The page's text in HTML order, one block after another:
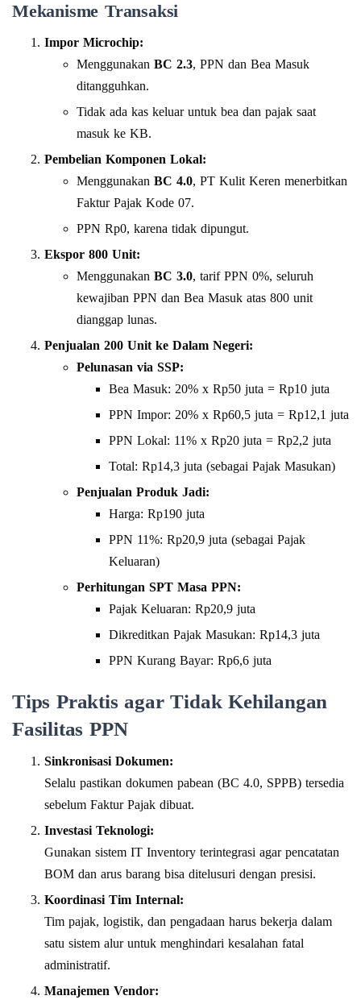
Mekanisme Transaksi
Impor Microchip:
Menggunakan BC 2.3, PPN dan Bea Masuk
ditangguhkan.
Tidak ada kas keluar untuk bea dan pajak saat
masuk ke KB.
Pembelian Komponen Lokal:
Menggunakan BC 4.0, PT Kulit Keren menerbitkan
Faktur Pajak Kode 07.
PPN Rp0, karena tidak dipungut.
Ekspor 800 Unit:
Menggunakan BC 3.0, tarif PPN 0%, seluruh
kewajiban PPN dan Bea Masuk atas 800 unit
dianggap lunas.
Penjualan 200 Unit ke Dalam Negeri:
Pelunasan via SSP:
Bea Masuk: 20% x Rp50 juta = Rp10 juta
PPN Impor: 20% x Rp60,5 juta = Rp12,1 juta
PPN Lokal: 11% x Rp20 juta = Rp2,2 juta
Total: Rp14,3 juta (sebagai Pajak Masukan)
Penjualan Produk Jadi:
Harga: Rp190 juta
PPN 11%: Rp20,9 juta (sebagai Pajak
Keluaran)
Perhitungan SPT Masa PPN:
Pajak Keluaran: Rp20,9 juta
Dikreditkan Pajak Masukan: Rp14,3 juta
PPN Kurang Bayar: Rp6,6 juta
Tips Praktis agar Tidak Kehilangan
Fasilitas PPN
Sinkronisasi Dokumen:
Selalu pastikan dokumen pabean (BC 4.0, SPPB) tersedia
sebelum Faktur Pajak dibuat.
Investasi Teknologi:
Gunakan sistem IT Inventory terintegrasi agar pencatatan
BOM dan arus barang bisa ditelusuri dengan presisi.
Koordinasi Tim Internal:
Tim pajak, logistik, dan pengadaan harus bekerja dalam
satu sistem alur untuk menghindari kesalahan fatal
administratif.
Manajemen Vendor: